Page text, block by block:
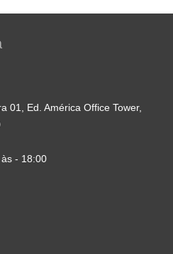
01, Ed. América Office Tower,
- 18:00